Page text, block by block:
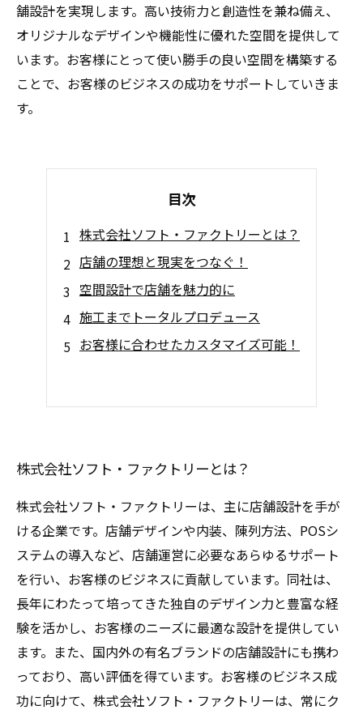
舗設計を実現します。高い技術力と創造性を兼ね備え、
オリジナルなデザインや機能性に優れた空間を提供して
います。お客様にとって使い勝手の良い空間を構築する
ことで、お客様のビジネスの成功をサポートしていきま
す。
目次
株式会社ソフト・ファクトリーとは？
店舗の理想と現実をつなぐ！
空間設計で店舗を魅力的に
施工までトータルプロデュース
お客様に合わせたカスタマイズ可能！
株式会社ソフト・ファクトリーとは？
株式会社ソフト・ファクトリーは、主に店舗設計を手が
ける企業です。店舗デザインや内装、陳列方法、POSシ
ステムの導入など、店舗運営に必要なあらゆるサポート
を行い、お客様のビジネスに貢献しています。同社は、
長年にわたって培ってきた独自のデザイン力と豊富な経
験を活かし、お客様のニーズに最適な設計を提供してい
ます。また、国内外の有名ブランドの店舗設計にも携わ
っており、高い評価を得ています。お客様のビジネス成
功に向けて、株式会社ソフト・ファクトリーは、常にク